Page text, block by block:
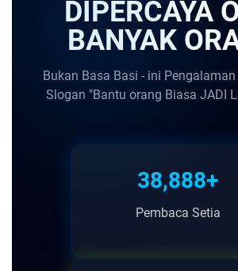
DIPERCAYA
BANYAK
Bukan Basa Basi - ini
Slogan "Bantu orang Biasa JADI
38,888+
Pembaca Setia